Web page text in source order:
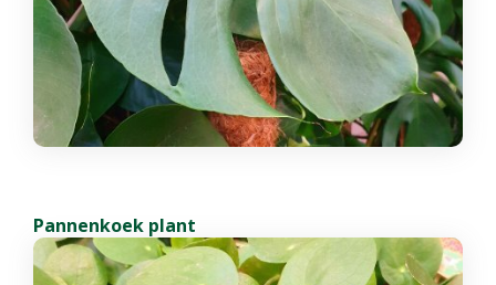
Pannenkoek plant